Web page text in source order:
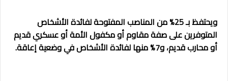
ويحتفظ بـ 25% من المناصب المفتوحة لفائدة الأشخاص
المتوفرين على صفة مقاوم أو مكفول الأمة أو عسكري قديم
أو محارب قديم، و7% منها لفائدة الأشخاص في وضعية إعاقة.